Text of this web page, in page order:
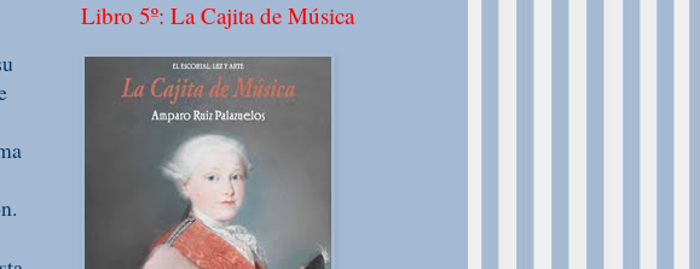
Libro 5º: La Cajita de Música